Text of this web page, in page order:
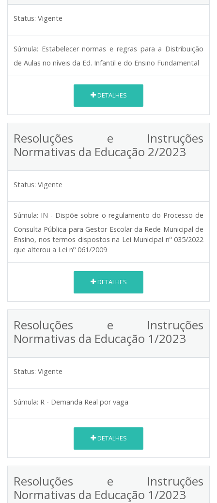
Status: Vigente
Súmula: Estabelecer normas e regras para a Distribuição
de Aulas no níveis da Ed. Infantil e do Ensino Fundamental
DETALHES
Resoluções e Instruções
Normativas da Educação 2/2023
Status: Vigente
Súmula: IN - Dispõe sobre o regulamento do Processo de
Consulta Pública para Gestor Escolar da Rede Municipal de
Ensino, nos termos dispostos na Lei Municipal nº 035/2022
que alterou a Lei nº 061/2009
DETALHES
Resoluções e Instruções
Normativas da Educação 1/2023
Status: Vigente
Súmula: R - Demanda Real por vaga
DETALHES
Resoluções e Instruções
Normativas da Educação 1/2023